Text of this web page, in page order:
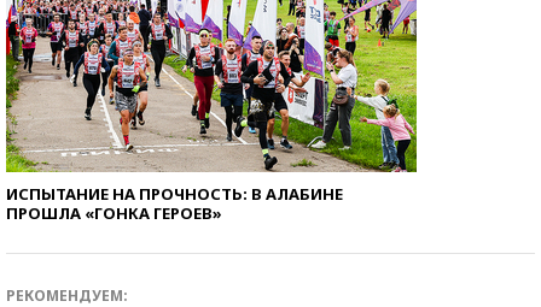
ИСПЫТАНИЕ НА ПРОЧНОСТЬ: В АЛАБИНЕ
ПРОШЛА «ГОНКА ГЕРОЕВ»
РЕКОМЕНДУЕМ: